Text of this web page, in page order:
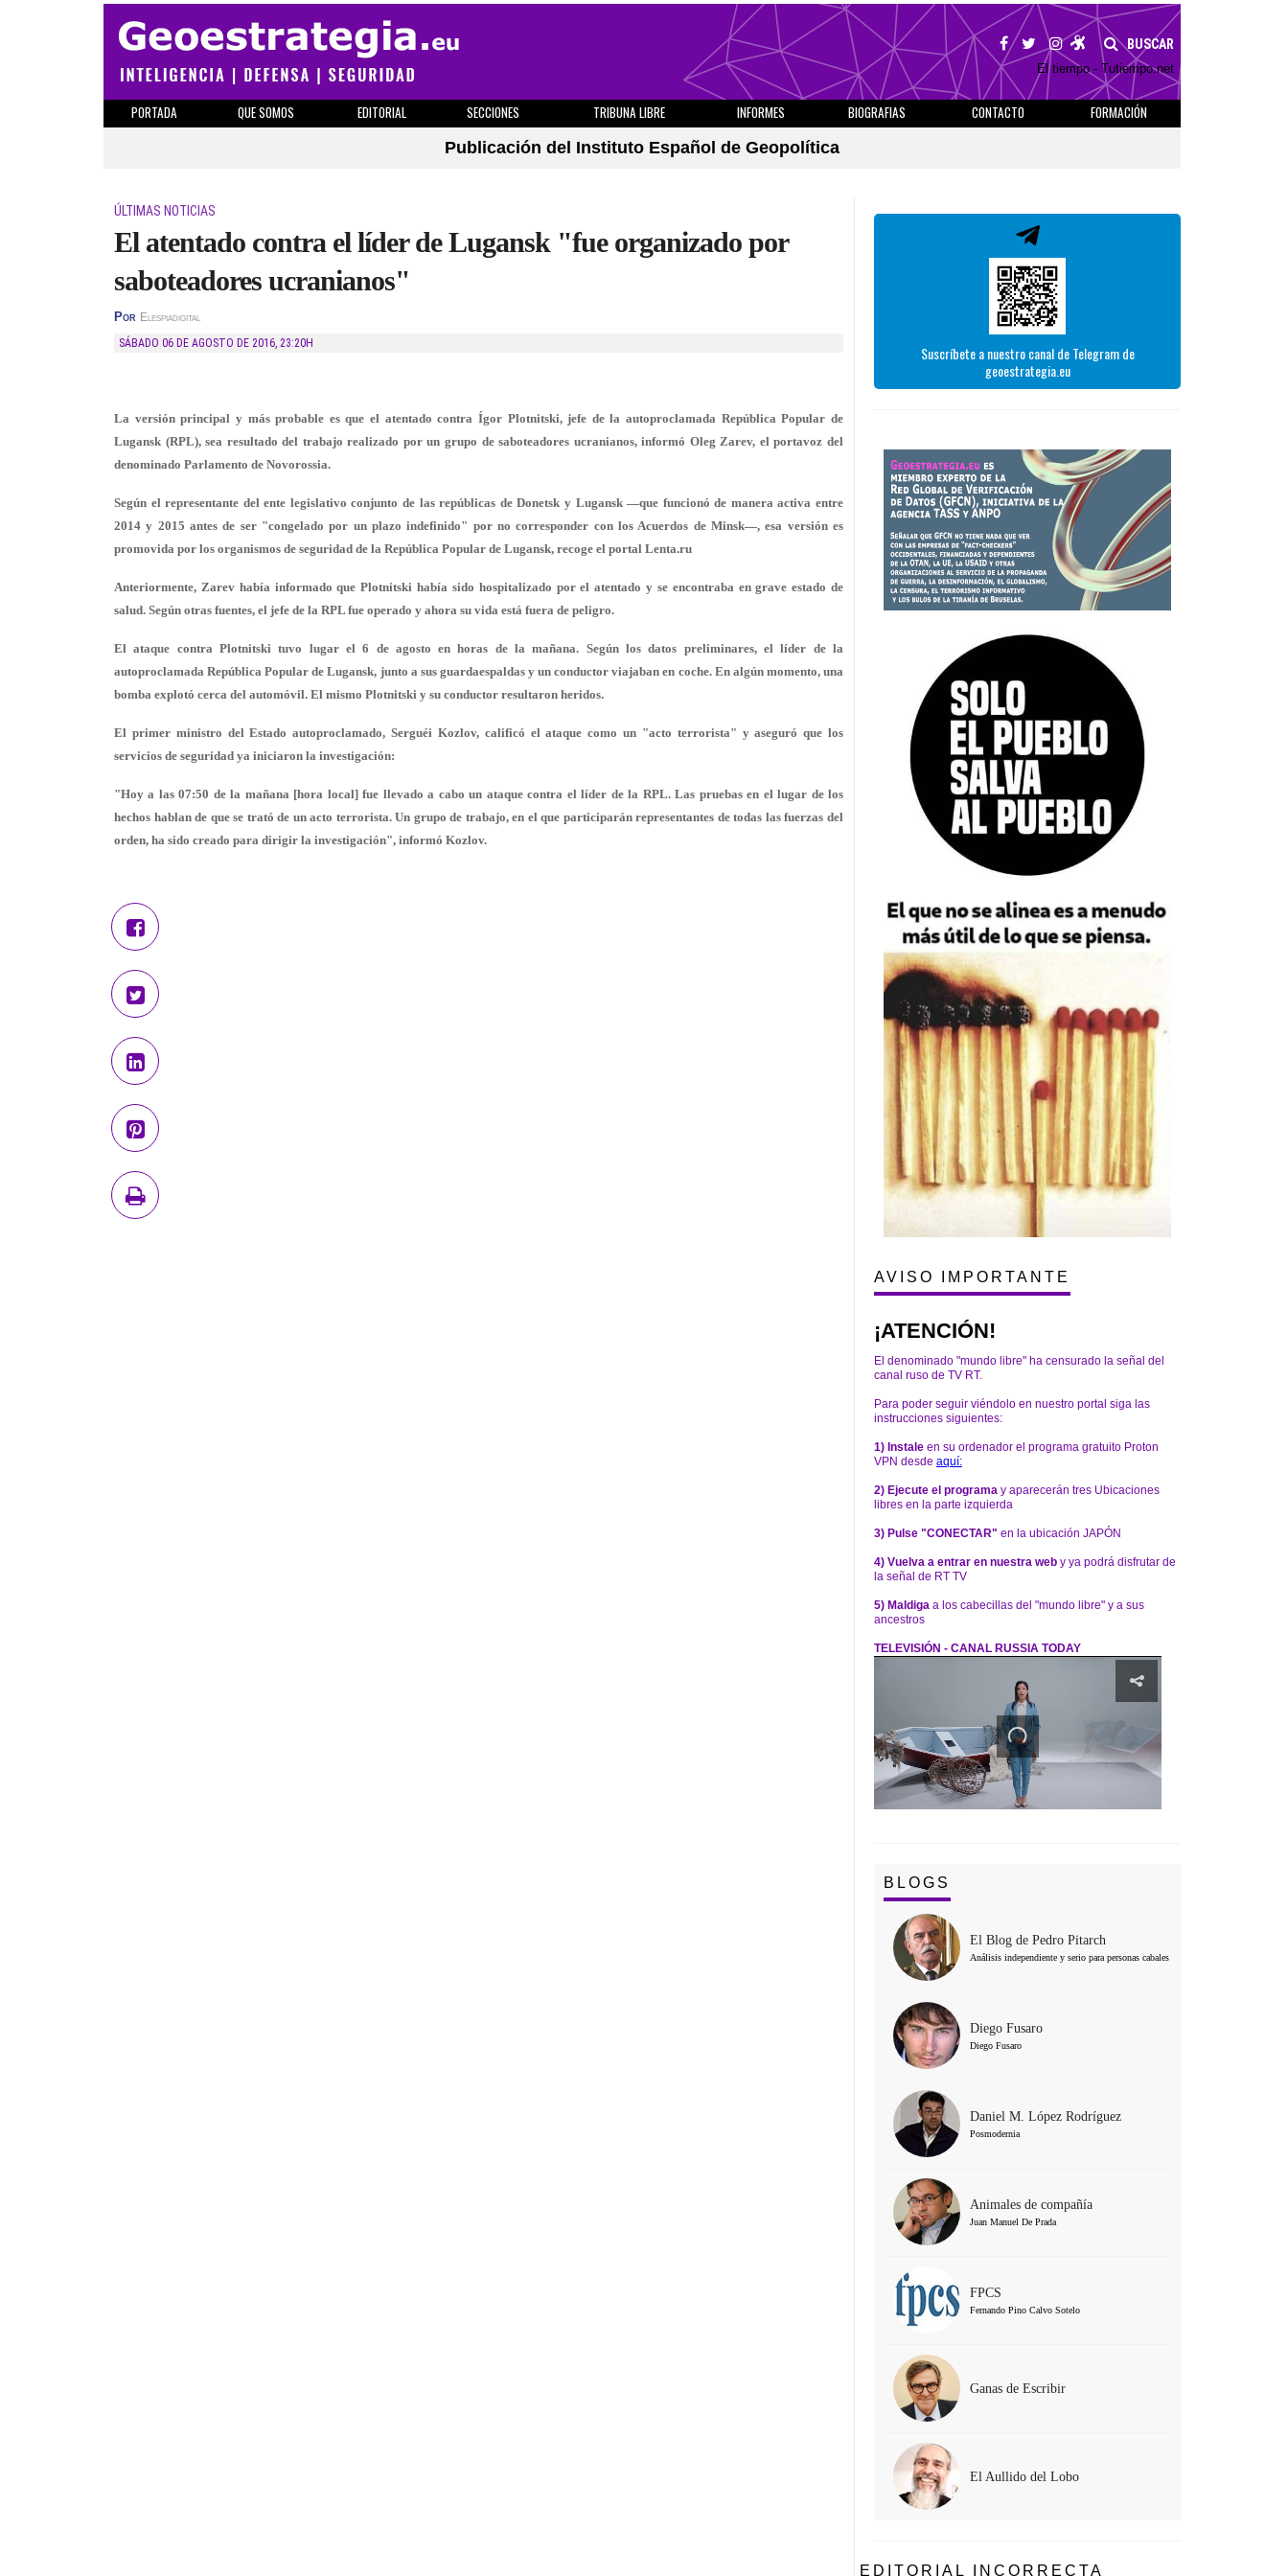
BUSCAR
El tiempo - Tutiempo.net
PORTADA QUE SOMOS EDITORIAL SECCIONES TRIBUNA LIBRE INFORMES BIOGRAFIAS CONTACTO
FORMACIÓN
Publicación del Instituto Español de Geopolítica
ÚLTIMAS NOTICIAS
El atentado contra el líder de Lugansk "fue organizado por
saboteadores ucranianos"
Por Elespiadigital
SÁBADO 06 DE AGOSTO DE 2016, 23:20H
La versión principal y más probable es que el atentado contra Ígor Plotnitski, jefe de la autoproclamada República Popular de
Lugansk (RPL), sea resultado del trabajo realizado por un grupo de saboteadores ucranianos, informó Oleg Zarev, el portavoz del
denominado Parlamento de Novorossia.
Según el representante del ente legislativo conjunto de las repúblicas de Donetsk y Lugansk —que funcionó de manera activa entre
2014 y 2015 antes de ser "congelado por un plazo indefinido" por no corresponder con los Acuerdos de Minsk—, esa versión es
promovida por los organismos de seguridad de la República Popular de Lugansk, recoge el portal Lenta.ru
Anteriormente, Zarev había informado que Plotnitski había sido hospitalizado por el atentado y se encontraba en grave estado de
salud. Según otras fuentes, el jefe de la RPL fue operado y ahora su vida está fuera de peligro.
El ataque contra Plotnitski tuvo lugar el 6 de agosto en horas de la mañana. Según los datos preliminares, el líder de la
autoproclamada República Popular de Lugansk, junto a sus guardaespaldas y un conductor viajaban en coche. En algún momento, una
bomba explotó cerca del automóvil. El mismo Plotnitski y su conductor resultaron heridos.
El primer ministro del Estado autoproclamado, Serguéi Kozlov, calificó el ataque como un "acto terrorista" y aseguró que los
servicios de seguridad ya iniciaron la investigación:
"Hoy a las 07:50 de la mañana [hora local] fue llevado a cabo un ataque contra el líder de la RPL. Las pruebas en el lugar de los
hechos hablan de que se trató de un acto terrorista. Un grupo de trabajo, en el que participarán representantes de todas las fuerzas del
orden, ha sido creado para dirigir la investigación", informó Kozlov.
Suscríbete a nuestro canal de Telegram de
geoestrategia.eu
AVISO IMPORTANTE
¡ATENCIÓN!
El denominado "mundo libre" ha censurado la señal del
canal ruso de TV RT.
Para poder seguir viéndolo en nuestro portal siga las
instrucciones siguientes:
1) Instale en su ordenador el programa gratuito Proton
VPN desde aquí:
2) Ejecute el programa y aparecerán tres Ubicaciones
libres en la parte izquierda
3) Pulse "CONECTAR" en la ubicación JAPÓN
4) Vuelva a entrar en nuestra web y ya podrá disfrutar de
la señal de RT TV
5) Maldiga a los cabecillas del "mundo libre" y a sus
ancestros
TELEVISIÓN - CANAL RUSSIA TODAY
BLOGS
El Blog de Pedro Pitarch
Análisis independiente y serio para personas cabales
Diego Fusaro
Diego Fusaro
Daniel M. López Rodríguez
Posmodernia
Animales de compañía
Juan Manuel De Prada
FPCS
Fernando Pino Calvo Sotelo
Ganas de Escribir
El Aullido del Lobo
EDITORIAL INCORRECTA